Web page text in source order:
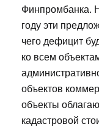
Финпромбанка.
году эти
чего дефицит
ко всем
объектов
объекты
кадастровой